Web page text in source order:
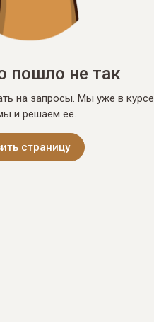
пошло не так
на запросы. Мы уже в курсе
и решаем её.
страницу